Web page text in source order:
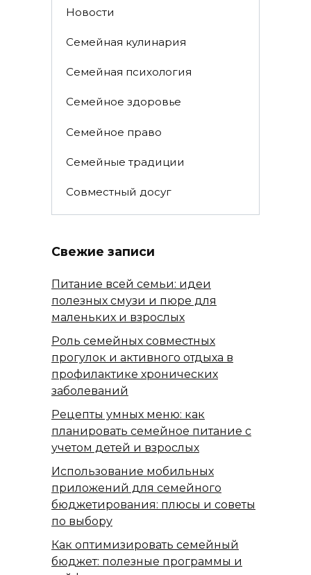
Новости
Семейная кулинария
Семейная психология
Семейное здоровье
Семейное право
Семейные традиции
Совместный досуг
Свежие записи
Питание всей семьи: идеи
полезных смузи и пюре для
маленьких и взрослых
Роль семейных совместных
прогулок и активного отдыха в
профилактике хронических
заболеваний
Рецепты умных меню: как
планировать семейное питание с
учетом детей и взрослых
Использование мобильных
приложений для семейного
бюджетирования: плюсы и советы
по выбору
Как оптимизировать семейный
бюджет: полезные программы и